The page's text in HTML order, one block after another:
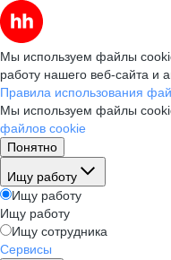
Мы используем файлы
работу нашего веб-сайта и
Правила использования
Мы используем файлы
файлов cookie
Понятно
Ищу работу
Ищу работу
Ищу работу
Ищу сотрудника
Сервисы